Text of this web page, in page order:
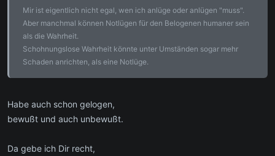
Mir ist eigentlich nicht egal, wen ich anlüge oder anlügen "muss".
Aber manchmal können Notlügen für den Belogenen humaner sein
als die Wahrheit.
Schohnungslose Wahrheit könnte unter Umständen sogar mehr
Schaden anrichten, als eine Notlüge.
Habe auch schon gelogen,
bewußt und auch unbewußt.
Da gebe ich Dir recht,